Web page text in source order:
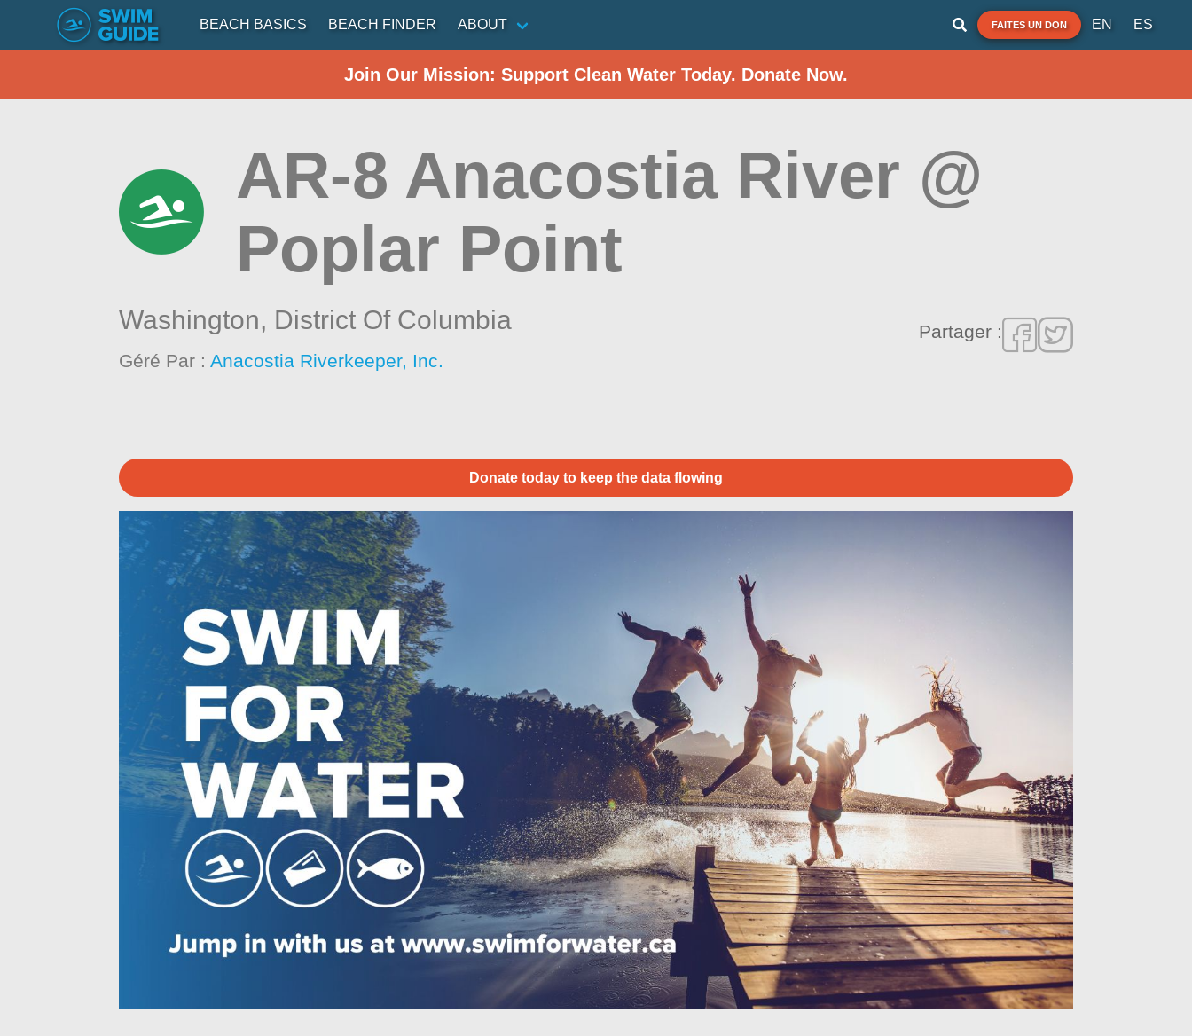
BEACH BASICS BEACH FINDER ABOUT FAITES UN DON EN ES
Join Our Mission: Support Clean Water Today. Donate Now.
AR-8 Anacostia River @
Poplar Point
Washington, District Of Columbia
Géré Par :Anacostia Riverkeeper, Inc.
Partager :
Donate today to keep the data flowing